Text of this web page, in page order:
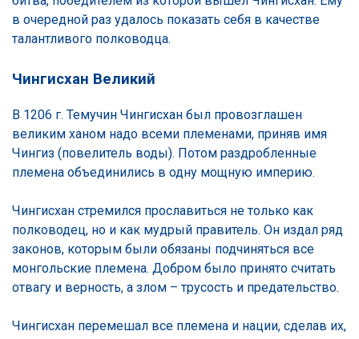
в очередной раз удалось показать себя в качестве
талантливого полководца.
Чингисхан Великий
В 1206 г. Темучин Чингисхан был провозглашен
великим ханом надо всеми племенами, приняв имя
Чингиз (повелитель воды). Потом раздробленные
племена объединились в одну мощную империю.
Чингисхан стремился прославиться не только как
полководец, но и как мудрый правитель. Он издал ряд
законов, которым были обязаны подчиняться все
монгольские племена. Добром было принято считать
отвагу и верность, а злом – трусость и предательство.
Чингисхан перемешал все племена и нации, сделав их,